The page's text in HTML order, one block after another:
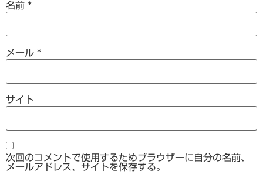
名前 *
メール *
サイト
次回のコメントで使用するためブラウザーに自分の名前、
メールアドレス、サイトを保存する。